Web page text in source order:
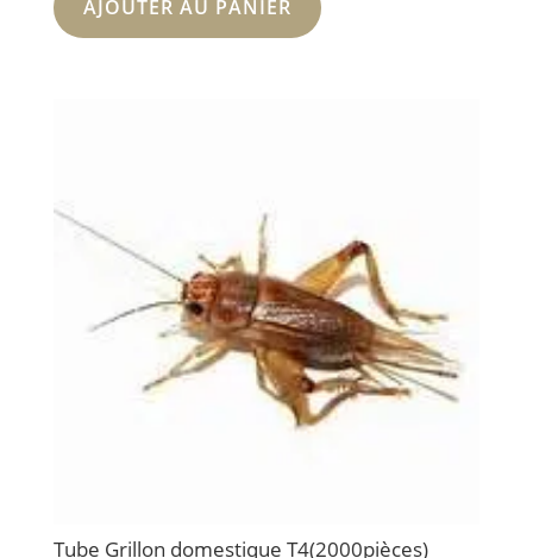
AJOUTER AU PANIER
Tube Grillon domestique T4(2000pièces)